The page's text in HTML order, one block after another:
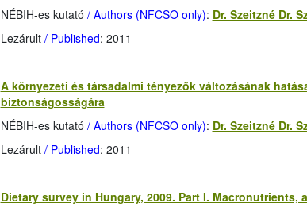
NÉBIH-es kutató / Authors (NFCSO only): Dr. Szeitzné Dr.
Lezárult/ Published: 2011
A környezeti és társadalmi tényezők változásának
biztonságosságára
NÉBIH-es kutató / Authors (NFCSO only): Dr. Szeitzné Dr.
Lezárult/ Published: 2011
Dietary survey in Hungary, 2009. Part I. Macronutrients,